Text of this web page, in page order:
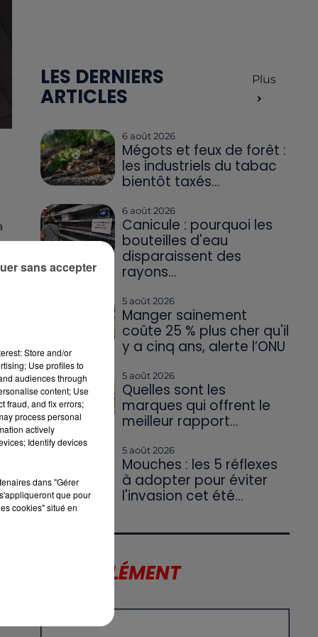
LES DERNIERS
ARTICLES
Plus
6 août 2026
Mégots et feux de forêt :
les industriels du tabac
bientôt taxés...
6 août 2026
Canicule : pourquoi les
bouteilles d'eau
disparaissent des
rayons...
5 août 2026
Manger sainement
coûte 25 % plus cher qu'il
y a cinq ans, alerte l’ONU
5 août 2026
Quelles sont les
marques qui offrent le
meilleur rapport...
5 août 2026
Mouches : les 5 réflexes
à adopter pour éviter
l'invasion cet été...
LE SUPPLÉMENT
Store and/or
Use profiles to
audiences through
content; Use
fraud, and fix errors;
process personal
actively
Identify devices
dans "Gérer
que pour
cookies" situé en
sans accepter